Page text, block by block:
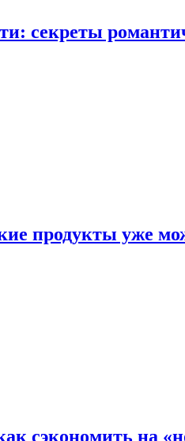
секреты
продукты уже
сэкономить на